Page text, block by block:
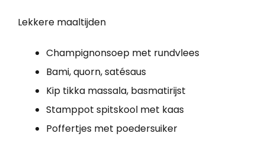
Lekkere maaltijden
Champignonsoep met rundvlees
Bami, quorn, satésaus
Kip tikka massala, basmatirijst
Stamppot spitskool met kaas
Poffertjes met poedersuiker